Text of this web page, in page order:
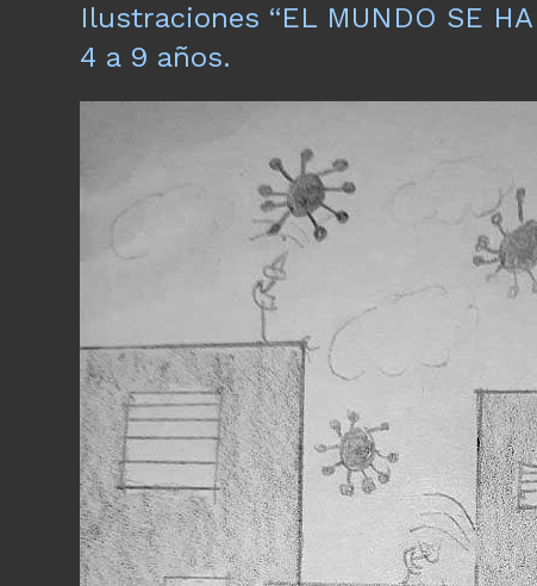
Ilustraciones “EL MUNDO SE
4 a 9 años.